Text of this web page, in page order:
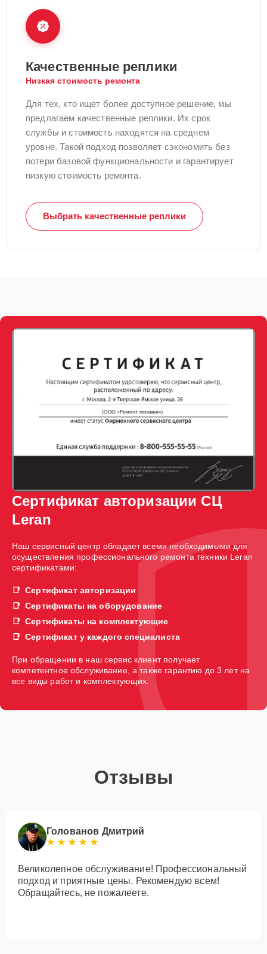
Качественные реплики
Низкая стоимость ремонта
Для тех, кто ищет более доступное решение, мы
предлагаем качественные реплики. Их срок
службы и стоимость находятся на среднем
уровне. Такой подход позволяет сэкономить без
потери базовой функциональности и гарантирует
низкую стоимость ремонта.
Выбрать качественные реплики
Сертификат авторизации СЦ
Leran
Наш сервисный центр обладает всеми необходимыми для
осуществления профессионального ремонта техники Leran
сертификатами:
Сертификат авторизации
Сертификаты на оборудование
Сертификаты на комплектующие
Сертификат у каждого специалиста
При обращении в наш сервис клиент получает
компетентное обслуживание, а также гарантию до 3 лет на
все виды работ и комплектующих.
Отзывы
Голованов Дмитрий
Великолепное обслуживание! Профессиональный
подход и приятные цены. Рекомендую всем!
Обращайтесь, не пожалеете.